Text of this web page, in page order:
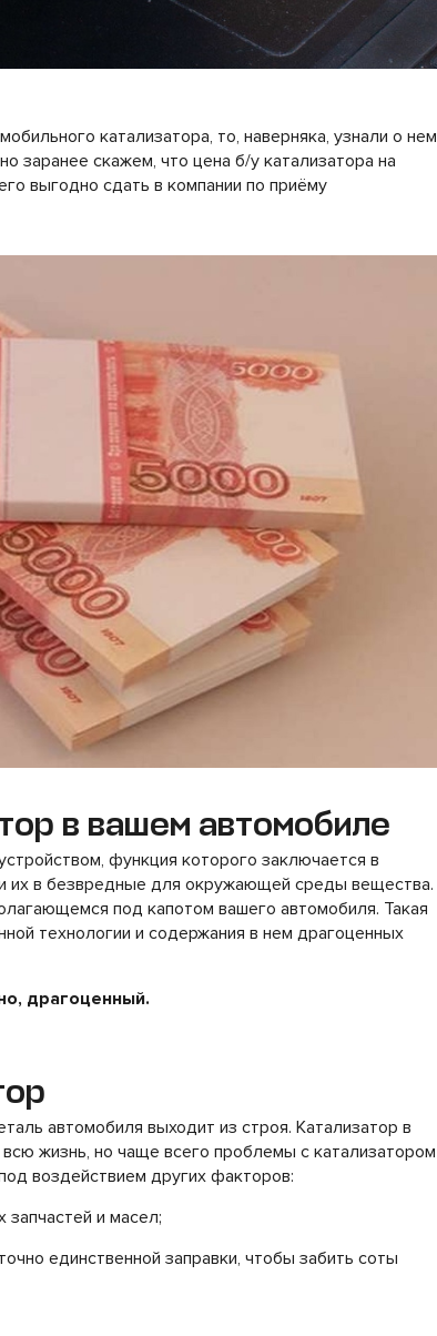
катализатора, то, наверняка, узнали о нем
заранее скажем, что цена б/у катализатора на
выгодно сдать в компании по приёму
в вашем автомобиле
функция которого заключается в
их в безвредные для окружающей среды вещества.
под капотом вашего автомобиля. Такая
технологии и содержания в нем драгоценных
драгоценный.
автомобиля выходит из строя. Катализатор в
жизнь, но чаще всего проблемы с катализатором
воздействием других факторов:
запчастей и масел;
единственной заправки, чтобы забить соты